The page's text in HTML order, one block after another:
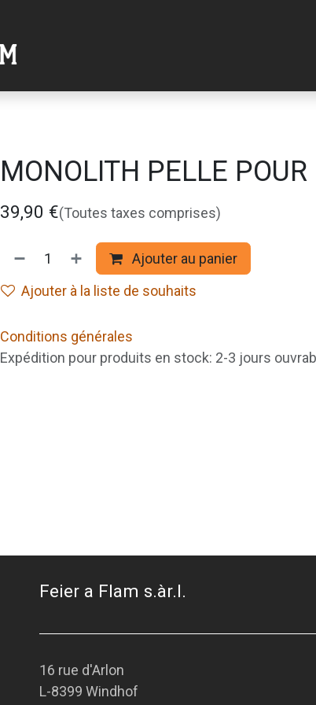
MONOLITH PELLE
39,90 €(Toutes taxes comprises)
Ajouter au panier
Ajouter à la liste de souhaits
Conditions générales
Expédition pour produits en stock: 2-3 jours
Feier a Flam s.àr.l.
16 rue d'Arlon
L-8399 Windhof